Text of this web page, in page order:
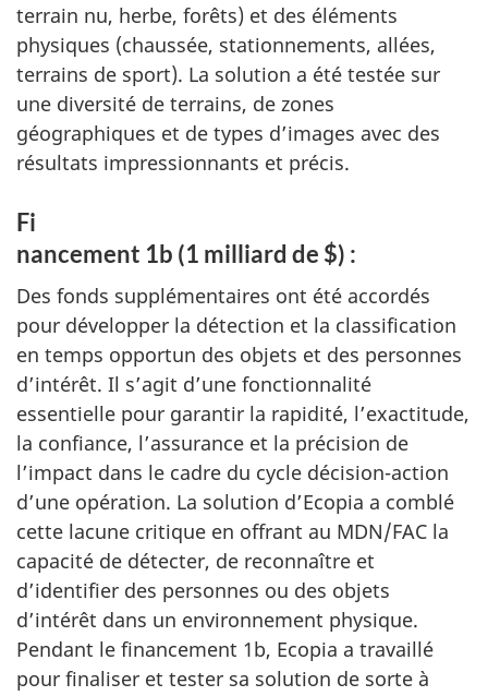
terrain nu, herbe, forêts) et des éléments
physiques (chaussée, stationnements, allées,
terrains de sport). La solution a été testée sur
une diversité de terrains, de zones
géographiques et de types d’images avec des
résultats impressionnants et précis.
Fi
nancement 1b (1 milliard de $) :
Des fonds supplémentaires ont été accordés
pour développer la détection et la classification
en temps opportun des objets et des personnes
d’intérêt. Il s’agit d’une fonctionnalité
essentielle pour garantir la rapidité, l’exactitude,
la confiance, l’assurance et la précision de
l’impact dans le cadre du cycle décision-action
d’une opération. La solution d’Ecopia a comblé
cette lacune critique en offrant au MDN/FAC la
capacité de détecter, de reconnaître et
d’identifier des personnes ou des objets
d’intérêt dans un environnement physique.
Pendant le financement 1b, Ecopia a travaillé
pour finaliser et tester sa solution de sorte à